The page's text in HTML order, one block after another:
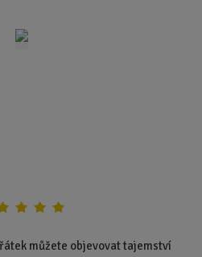
t
můžete objevovat tajemství